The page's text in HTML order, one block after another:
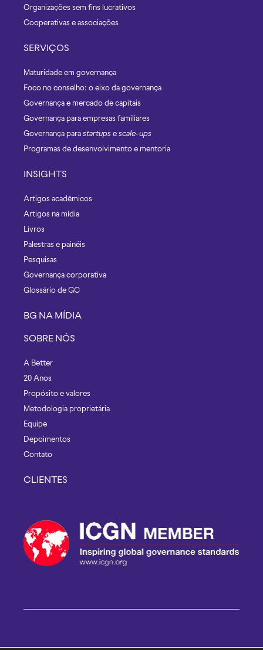
Organizações sem fins lucrativos
Cooperativas e associações
SERVIÇOS
Maturidade em governança
Foco no conselho: o eixo da governança
Governança e mercado de capitais
Governança para empresas familiares
Governança para startups e scale-ups
Programas de desenvolvimento e mentoria
INSIGHTS
Artigos acadêmicos
Artigos na mídia
Livros
Palestras e painéis
Pesquisas
Governança corporativa
Glossário de GC
BG NA MÍDIA
SOBRE NÓS
A Better
20 Anos
Propósito e valores
Metodologia proprietária
Equipe
Depoimentos
Contato
CLIENTES